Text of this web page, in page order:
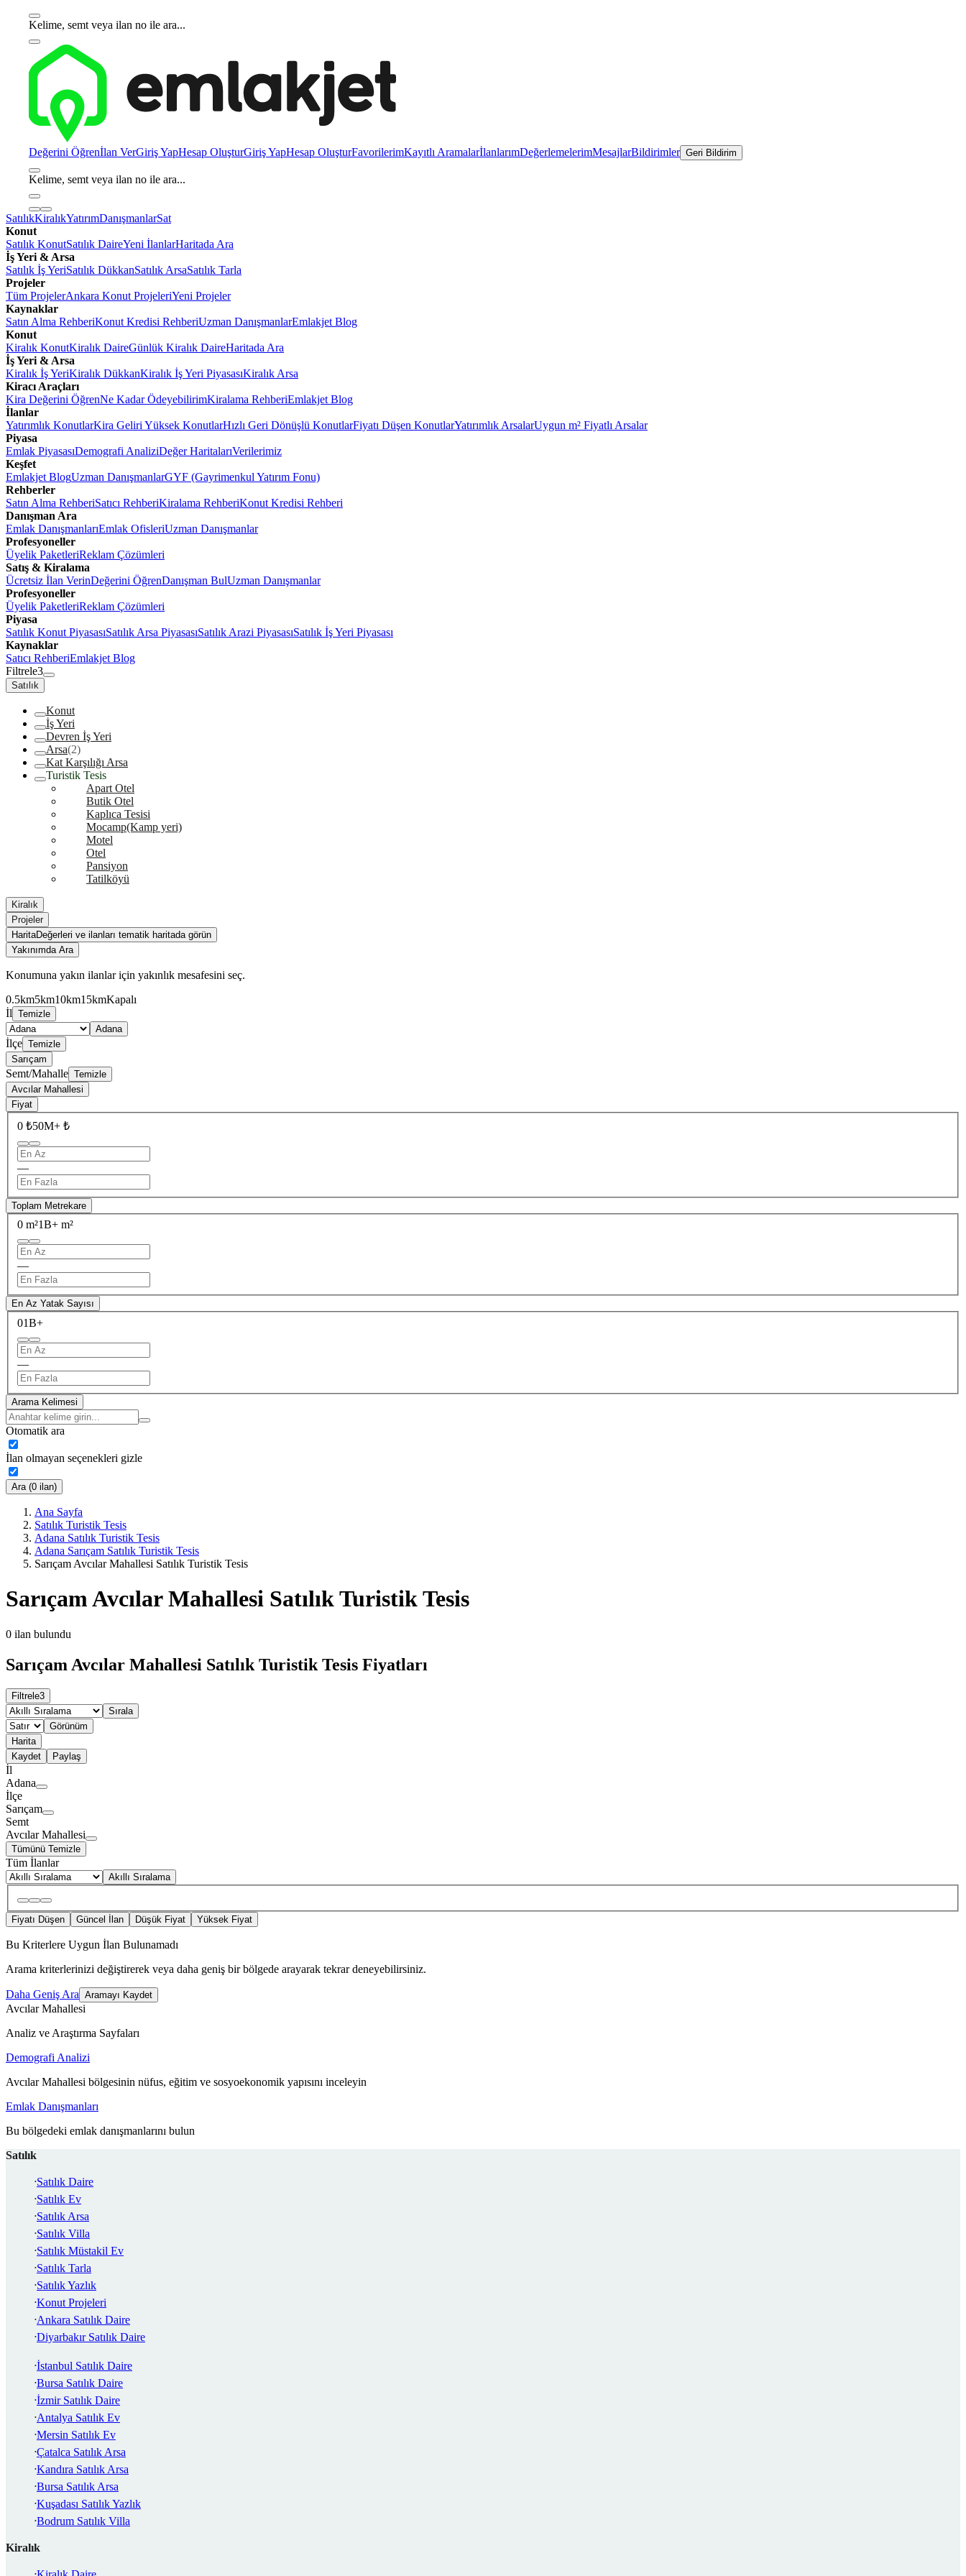
Kelime, semt veya ilan no ile ara...
Değerini Öğrenİlan VerGiriş YapHesap OluşturGiriş YapHesap OluşturFavorilerimKayıtlı AramalarİlanlarımDeğerlemelerimMesajlarBildirimler Geri Bildirim
Kelime, semt veya ilan no ile ara...
SatılıkKiralıkYatırımDanışmanlarSat
Konut
Satılık KonutSatılık DaireYeni İlanlarHaritada Ara
İş Yeri & Arsa
Satılık İş YeriSatılık DükkanSatılık ArsaSatılık Tarla
Projeler
Tüm ProjelerAnkara Konut ProjeleriYeni Projeler
Kaynaklar
Satın Alma RehberiKonut Kredisi RehberiUzman DanışmanlarEmlakjet Blog
Konut
Kiralık KonutKiralık DaireGünlük Kiralık DaireHaritada Ara
İş Yeri & Arsa
Kiralık İş YeriKiralık DükkanKiralık İş Yeri PiyasasıKiralık Arsa
Kiracı Araçları
Kira Değerini ÖğrenNe Kadar ÖdeyebilirimKiralama RehberiEmlakjet Blog
İlanlar
Yatırımlık KonutlarKira Geliri Yüksek KonutlarHızlı Geri Dönüşlü KonutlarFiyatı Düşen KonutlarYatırımlık ArsalarUygun m² Fiyatlı Arsalar
Piyasa
Emlak PiyasasıDemografi AnaliziDeğer HaritalarıVerilerimiz
Keşfet
Emlakjet BlogUzman DanışmanlarGYF (Gayrimenkul Yatırım Fonu)
Rehberler
Satın Alma RehberiSatıcı RehberiKiralama RehberiKonut Kredisi Rehberi
Danışman Ara
Emlak DanışmanlarıEmlak OfisleriUzman Danışmanlar
Profesyoneller
Üyelik PaketleriReklam Çözümleri
Satış & Kiralama
Ücretsiz İlan VerinDeğerini ÖğrenDanışman BulUzman Danışmanlar
Profesyoneller
Üyelik PaketleriReklam Çözümleri
Piyasa
Satılık Konut PiyasasıSatılık Arsa PiyasasıSatılık Arazi PiyasasıSatılık İş Yeri Piyasası
Kaynaklar
Satıcı RehberiEmlakjet Blog
Filtrele3
Satılık
Konut
İş Yeri
Devren İş Yeri
Arsa(2)
Kat Karşılığı Arsa
Turistik Tesis
Apart Otel
Butik Otel
Kaplıca Tesisi
Mocamp(Kamp yeri)
Motel
Otel
Pansiyon
Tatilköyü
Kiralık
Projeler
HaritaDeğerleri ve ilanları tematik haritada görün
Yakınımda Ara
Konumuna yakın ilanlar için yakınlık mesafesini seç.
0.5km5km10km15kmKapalı
İl Temizle
Adana
İlçe Temizle
Sarıçam
Semt/Mahalle Temizle
Avcılar Mahallesi
Fiyat
0 ₺50M+ ₺
—
Toplam Metrekare
0 m²1B+ m²
—
En Az Yatak Sayısı
01B+
—
Arama Kelimesi
Otomatik ara
İlan olmayan seçenekleri gizle
Ara (0 ilan)
Ana Sayfa
Satılık Turistik Tesis
Adana Satılık Turistik Tesis
Adana Sarıçam Satılık Turistik Tesis
Sarıçam Avcılar Mahallesi Satılık Turistik Tesis
Sarıçam Avcılar Mahallesi Satılık Turistik Tesis
0 ilan bulundu
Sarıçam Avcılar Mahallesi Satılık Turistik Tesis Fiyatları
Filtrele3
Sırala
Görünüm
Harita
Kaydet
Paylaş
İl
Adana
İlçe
Sarıçam
Semt
Avcılar Mahallesi
Tümünü Temizle
Tüm İlanlar
Akıllı Sıralama
Fiyatı Düşen Güncel İlan Düşük Fiyat Yüksek Fiyat
Bu Kriterlere Uygun İlan Bulunamadı
Arama kriterlerinizi değiştirerek veya daha geniş bir bölgede arayarak tekrar deneyebilirsiniz.
Daha Geniş Ara Aramayı Kaydet
Avcılar Mahallesi
Analiz ve Araştırma Sayfaları
Demografi Analizi
Avcılar Mahallesi bölgesinin nüfus, eğitim ve sosyoekonomik yapısını inceleyin
Emlak Danışmanları
Bu bölgedeki emlak danışmanlarını bulun
Satılık
Satılık Daire
Satılık Ev
Satılık Arsa
Satılık Villa
Satılık Müstakil Ev
Satılık Tarla
Satılık Yazlık
Konut Projeleri
Ankara Satılık Daire
Diyarbakır Satılık Daire
İstanbul Satılık Daire
Bursa Satılık Daire
İzmir Satılık Daire
Antalya Satılık Ev
Mersin Satılık Ev
Çatalca Satılık Arsa
Kandıra Satılık Arsa
Bursa Satılık Arsa
Kuşadası Satılık Yazlık
Bodrum Satılık Villa
Kiralık